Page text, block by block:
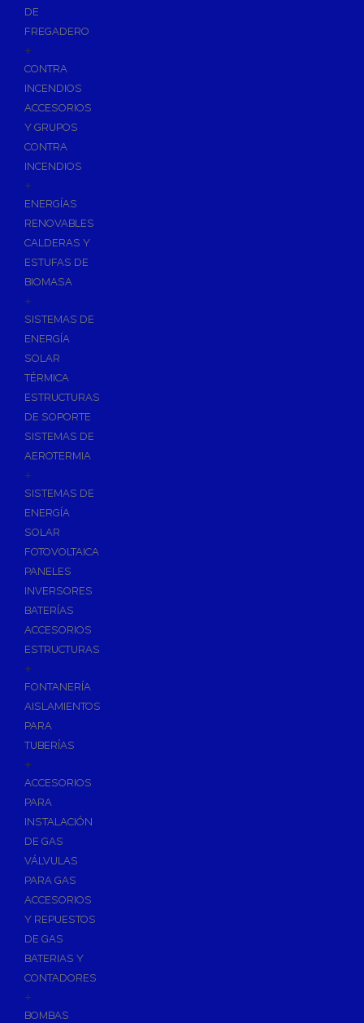
DE
FREGADERO
+
CONTRA
INCENDIOS
ACCESORIOS
Y GRUPOS
CONTRA
INCENDIOS
+
ENERGÍAS
RENOVABLES
CALDERAS Y
ESTUFAS DE
BIOMASA
+
SISTEMAS DE
ENERGÍA
SOLAR
TÉRMICA
ESTRUCTURAS
DE SOPORTE
SISTEMAS DE
AEROTERMIA
+
SISTEMAS DE
ENERGÍA
SOLAR
FOTOVOLTAICA
PANELES
INVERSORES
BATERÍAS
ACCESORIOS
ESTRUCTURAS
+
FONTANERÍA
AISLAMIENTOS
PARA
TUBERÍAS
+
ACCESORIOS
PARA
INSTALACIÓN
DE GAS
VÁLVULAS
PARA GAS
ACCESORIOS
Y REPUESTOS
DE GAS
BATERIAS Y
CONTADORES
+
BOMBAS